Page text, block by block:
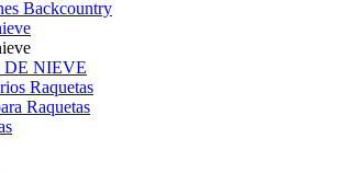
Backcountry
DE NIEVE
Raquetas
Raquetas